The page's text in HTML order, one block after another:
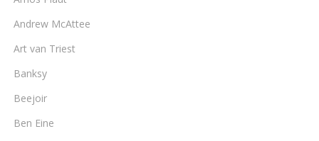
Andrew McAttee
Art van Triest
Banksy
Beejoir
Ben Eine